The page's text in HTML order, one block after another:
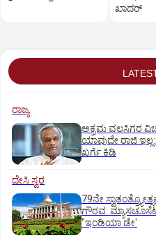
ಖಾದರ್
ರಾಜ್ಯ
ಅಕ್ರಮ ವಲಸಿಗರ
ಯಾವುದೇ ರಾಜಿ
ಖರ್ಗೆ ಕಿಡಿ
ದೇಸಿ ಸ್ವರ
79ನೇ
ಗೌರವ:
"ಇಂಡಿಯಾ ಡೇ'